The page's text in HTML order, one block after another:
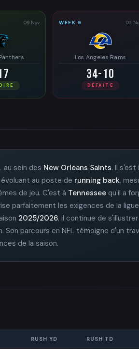
09 Nov WEEK 9 02
Los Angeles Rams
34-10
DÉFAITE
au sein des New Orleans Saints. Il
au poste de running back,
de jeu. C'est à Tennessee qu'il a
parfaitement les exigences de la
2025/2026, il continue de
parcours en NFL témoigne d'un
de la saison.
RUSH YD RUSH TD